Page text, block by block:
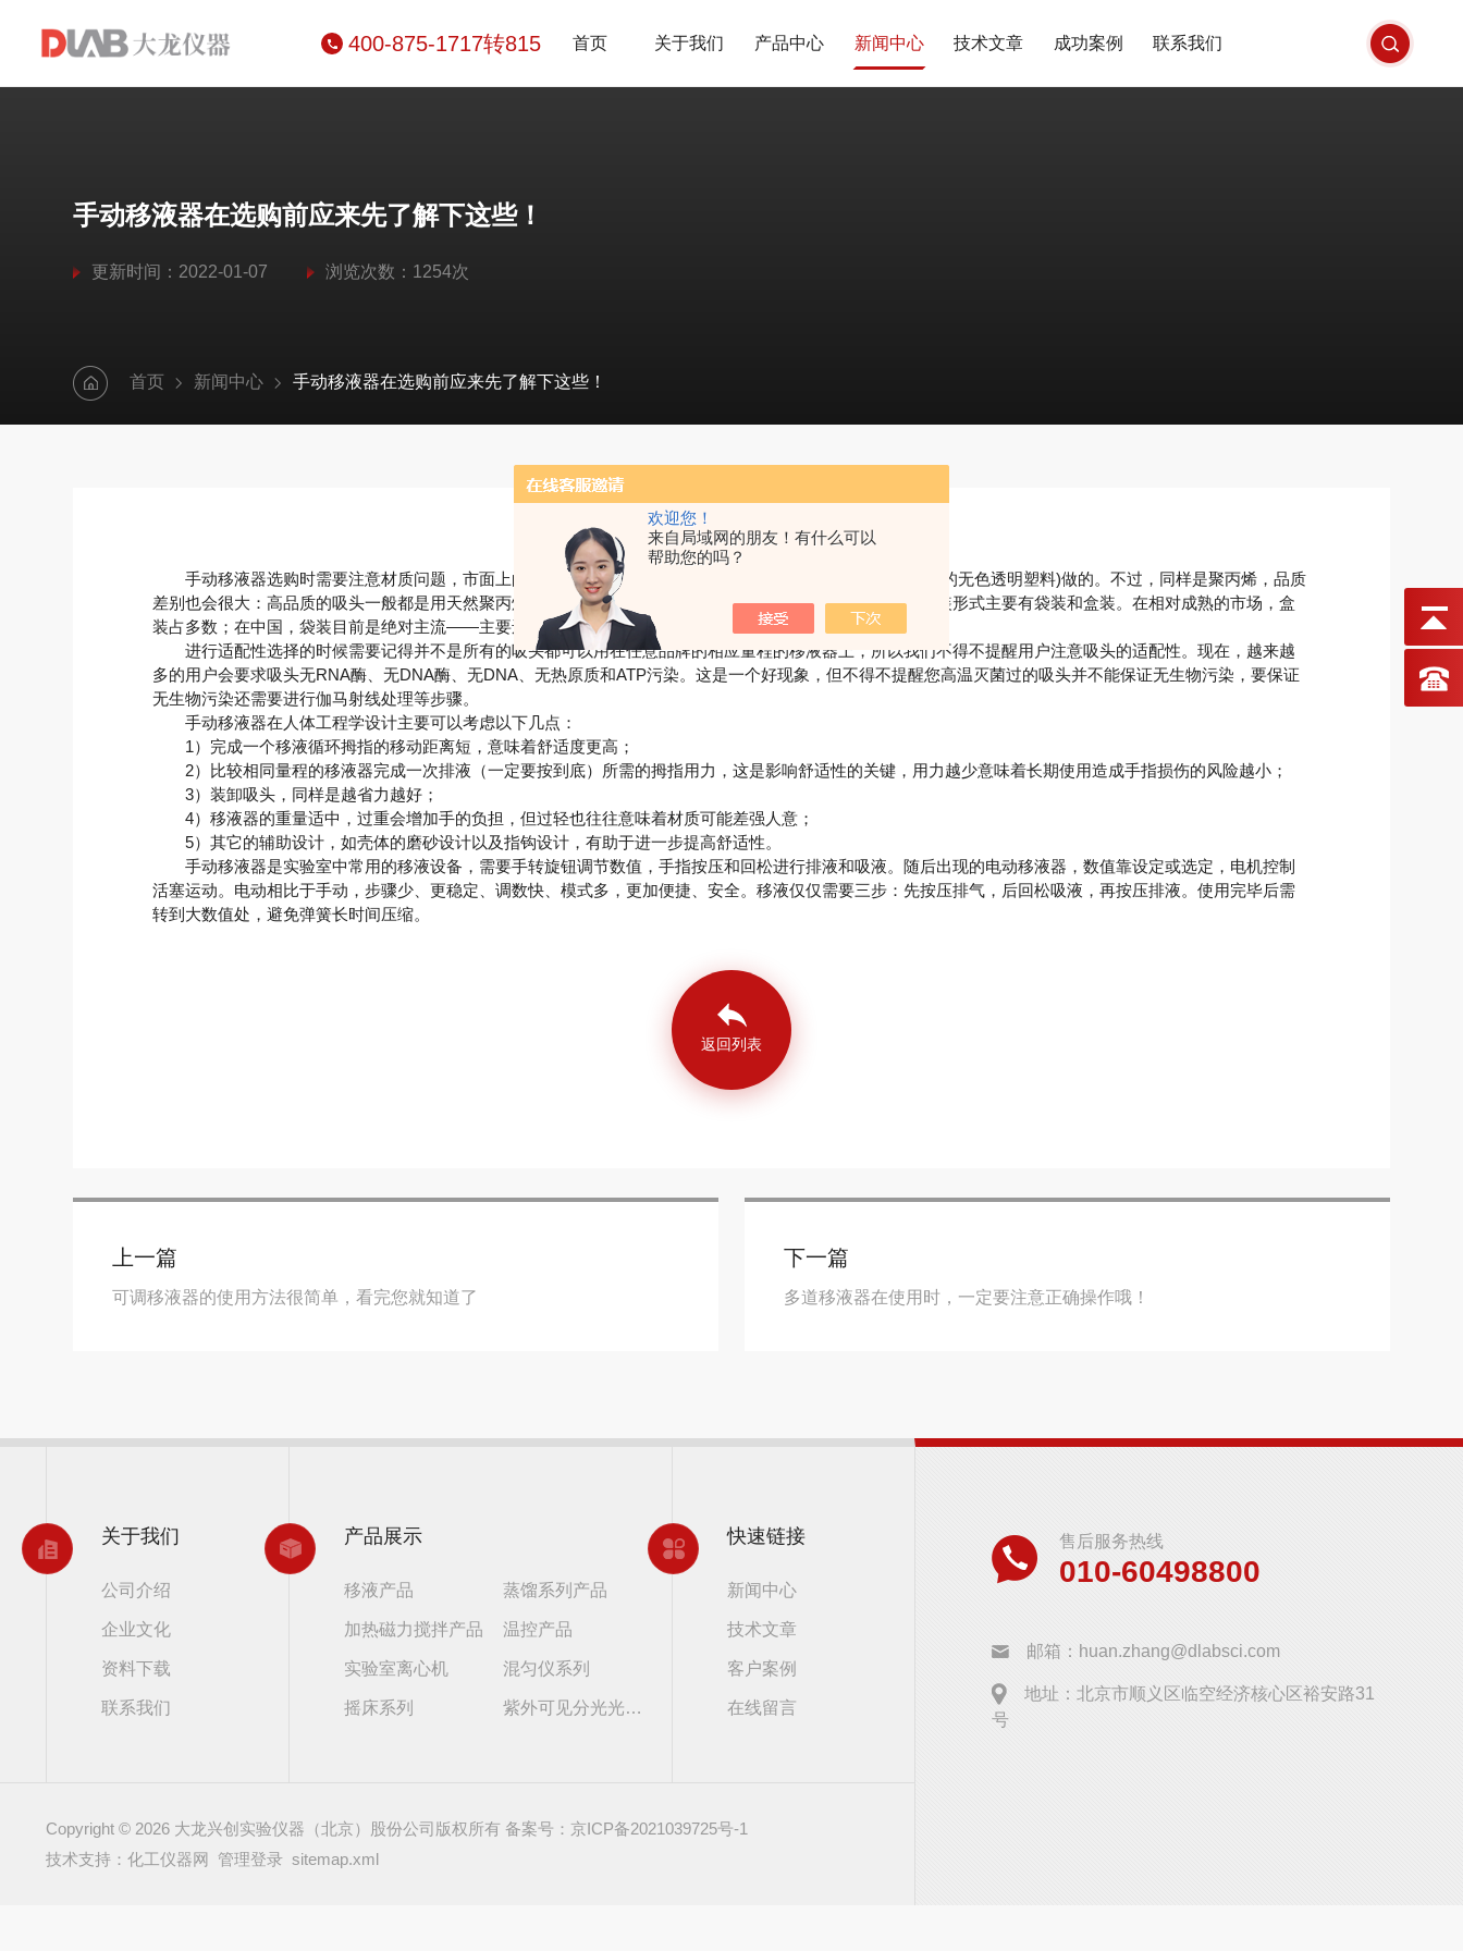
欢迎您！
来自局域网的朋友！有什么可以
帮助您的吗？
400-875-1717转815 首页 关于我们 产品中心 新闻中心 技术文章 成功案例 联系我们
手动移液器在选购前应来先了解下这些！
更新时间：2022-01-07 浏览次数：1254次
首页 新闻中心 手动移液器在选购前应来先了解下这些！
手动移液器选购时需要注意材质问题，市面上的吸头普遍都是用聚丙烯塑料(化学惰性高，使用温度范围广的无色透明塑料)做的。不过，同样是聚丙烯，品质
差别也会很大：高品质的吸头一般都是用天然聚丙烯，而低廉的吸头则很可能用回收的聚丙烯塑料。吸头的包装形式主要有袋装和盒装。在相对成熟的市场，盒
装占多数；在中国，袋装目前是绝对主流——主要还是袋装便宜。
进行适配性选择的时候需要记得并不是所有的吸头都可以用在任意品牌的相应量程的移液器上，所以我们不得不提醒用户注意吸头的适配性。现在，越来越
多的用户会要求吸头无RNA酶、无DNA酶、无DNA、无热原质和ATP污染。这是一个好现象，但不得不提醒您高温灭菌过的吸头并不能保证无生物污染，要保证
无生物污染还需要进行伽马射线处理等步骤。
手动移液器在人体工程学设计主要可以考虑以下几点：
1）完成一个移液循环拇指的移动距离短，意味着舒适度更高；
2）比较相同量程的移液器完成一次排液（一定要按到底）所需的拇指用力，这是影响舒适性的关键，用力越少意味着长期使用造成手指损伤的风险越小；
3）装卸吸头，同样是越省力越好；
4）移液器的重量适中，过重会增加手的负担，但过轻也往往意味着材质可能差强人意；
5）其它的辅助设计，如壳体的磨砂设计以及指钩设计，有助于进一步提高舒适性。
手动移液器是实验室中常用的移液设备，需要手转旋钮调节数值，手指按压和回松进行排液和吸液。随后出现的电动移液器，数值靠设定或选定，电机控制
活塞运动。电动相比于手动，步骤少、更稳定、调数快、模式多，更加便捷、安全。移液仅仅需要三步：先按压排气，后回松吸液，再按压排液。使用完毕后需
转到大数值处，避免弹簧长时间压缩。
返回列表
上一篇
可调移液器的使用方法很简单，看完您就知道了
下一篇
多道移液器在使用时，一定要注意正确操作哦！
关于我们
公司介绍
企业文化
资料下载
联系我们
产品展示
移液产品 蒸馏系列产品
加热磁力搅拌产品 温控产品
实验室离心机 混匀仪系列
摇床系列 紫外可见分光光度计
快速链接
新闻中心
技术文章
客户案例
在线留言
Copyright © 2026 大龙兴创实验仪器（北京）股份公司版权所有 备案号：京ICP备2021039725号-1
技术支持：化工仪器网
管理登录 sitemap.xml
售后服务热线
010-60498800
邮箱：huan.zhang@dlabsci.com
地址：北京市顺义区临空经济核心区裕安路31
号